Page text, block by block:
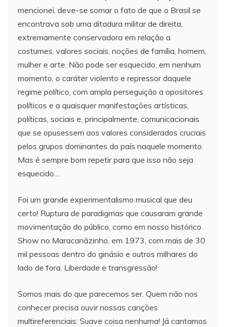
mencionei, deve-se somar o fato de que o Brasil se
encontrava sob uma ditadura militar de direita,
extremamente conservadora em relação a
costumes, valores sociais, noções de família, homem,
mulher e arte. Não pode ser esquecido, em nenhum
momento, o caráter violento e repressor daquele
regime político, com ampla perseguição a opositores
políticos e a quaisquer manifestações artísticas,
políticas, sociais e, principalmente, comunicacionais
que se opusessem aos valores considerados cruciais
pelos grupos dominantes do país naquele momento.
Mas é sempre bom repetir para que isso não seja
esquecido…
Foi um grande experimentalismo musical que deu
certo! Ruptura de paradigmas que causaram grande
movimentação do público, como em nosso histórico
Show no Maracanãzinho, em 1973, com mais de 30
mil pessoas dentro do ginásio e outros milhares do
lado de fora. Liberdade e transgressão!
Somos mais do que parecemos ser. Quem não nos
conhecer precisa ouvir nossas canções
multireferenciais: Suave coisa nenhuma! Já cantamos